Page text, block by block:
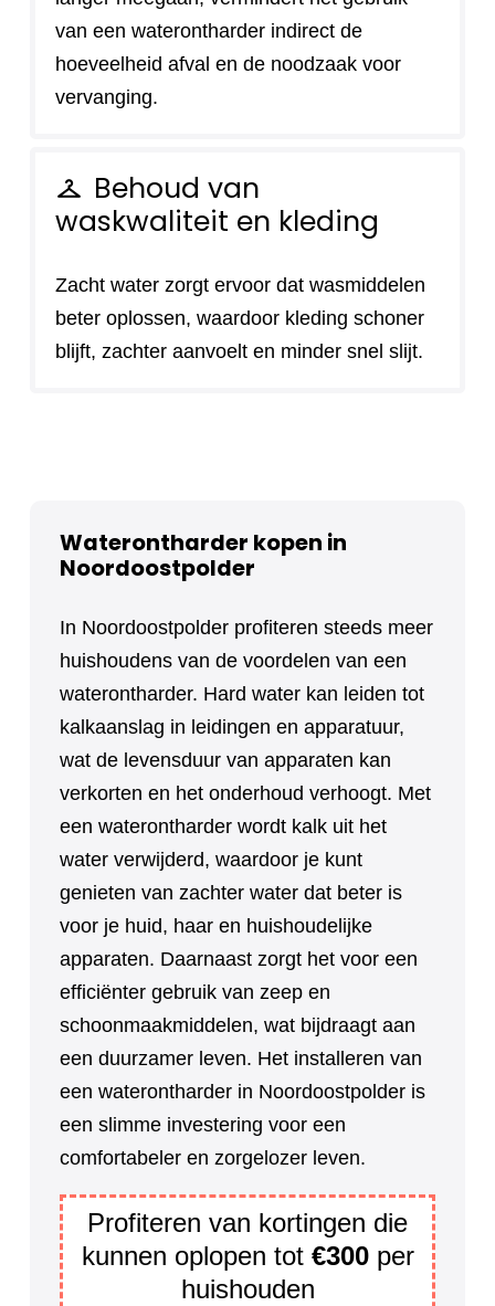
van een waterontharder indirect de
hoeveelheid afval en de noodzaak voor
vervanging.
checkroom Behoud van
waskwaliteit en kleding
Zacht water zorgt ervoor dat wasmiddelen
beter oplossen, waardoor kleding schoner
blijft, zachter aanvoelt en minder snel slijt.
Waterontharder kopen in
Noordoostpolder
In Noordoostpolder profiteren steeds meer
huishoudens van de voordelen van een
waterontharder. Hard water kan leiden tot
kalkaanslag in leidingen en apparatuur,
wat de levensduur van apparaten kan
verkorten en het onderhoud verhoogt. Met
een waterontharder wordt kalk uit het
water verwijderd, waardoor je kunt
genieten van zachter water dat beter is
voor je huid, haar en huishoudelijke
apparaten. Daarnaast zorgt het voor een
efficiënter gebruik van zeep en
schoonmaakmiddelen, wat bijdraagt aan
een duurzamer leven. Het installeren van
een waterontharder in Noordoostpolder is
een slimme investering voor een
comfortabeler en zorgelozer leven.
Profiteren van kortingen die
kunnen oplopen tot €300 per
huishouden